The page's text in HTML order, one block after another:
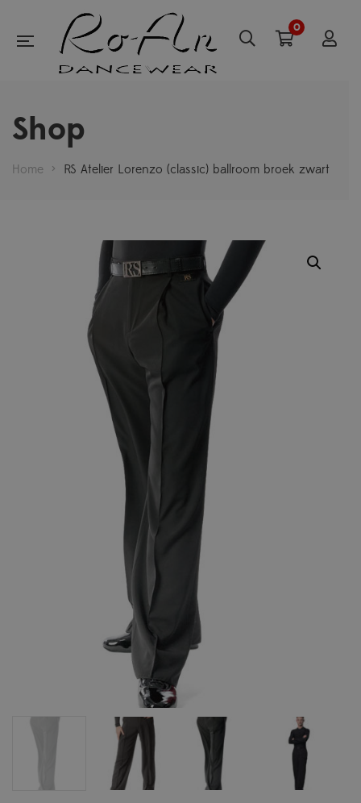
0
Shop
Home > RS Atelier Lorenzo (classic) ballroom broek zwart